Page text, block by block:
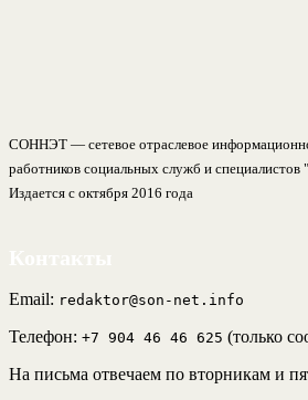
СОННЭТ — сетевое отраслевое
работников социальных служб и
Издается с октября 2016 года
Email: redaktor@son-net.info
Телефон: +7 904 46 46 625 (только
На письма отвечаем по вторникам и